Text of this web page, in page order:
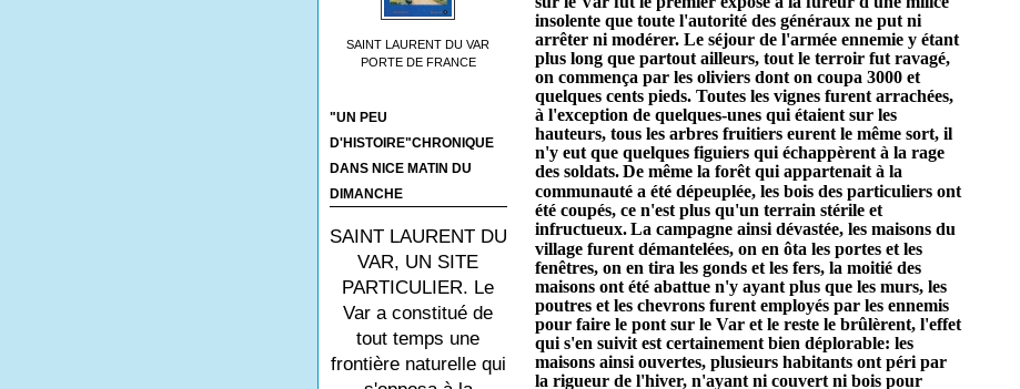
SAINT LAURENT DU VAR
PORTE DE FRANCE
"UN PEU
D'HISTOIRE"CHRONIQUE
DANS NICE MATIN DU
DIMANCHE
SAINT LAURENT DU
VAR, UN SITE
PARTICULIER. Le
Var a constitué de
tout temps une
frontière naturelle qui
insolente que toute l'autorité des généraux ne put ni
arrêter ni modérer. Le séjour de l'armée ennemie y étant
plus long que partout ailleurs, tout le terroir fut ravagé,
on commença par les oliviers dont on coupa 3000 et
quelques cents pieds. Toutes les vignes furent arrachées,
à l'exception de quelques-unes qui étaient sur les
hauteurs, tous les arbres fruitiers eurent le même sort, il
n'y eut que quelques figuiers qui échappèrent à la rage
des soldats. De même la forêt qui appartenait à la
communauté a été dépeuplée, les bois des particuliers ont
été coupés, ce n'est plus qu'un terrain stérile et
infructueux. La campagne ainsi dévastée, les maisons du
village furent démantelées, on en ôta les portes et les
fenêtres, on en tira les gonds et les fers, la moitié des
maisons ont été abattue n'y ayant plus que les murs, les
poutres et les chevrons furent employés par les ennemis
pour faire le pont sur le Var et le reste le brûlèrent, l'effet
qui s'en suivit est certainement bien déplorable: les
maisons ainsi ouvertes, plusieurs habitants ont péri par
la rigueur de l'hiver, n'ayant ni couvert ni bois pour